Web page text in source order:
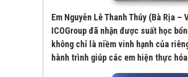
Em Nguyễn Lê Thanh Thúy (Bà Rịa
ICOGroup đã nhận được suất học
không chỉ là niềm vinh hạnh của
hành trình giúp các em hiện thực